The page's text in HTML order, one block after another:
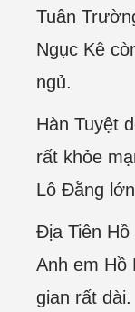
Tuân
Ngục Kê
ngủ.
Hàn Tuyệt
rất khỏe
Lô Đằng
Địa Tiên
Anh em Hồ
gian rất dài.